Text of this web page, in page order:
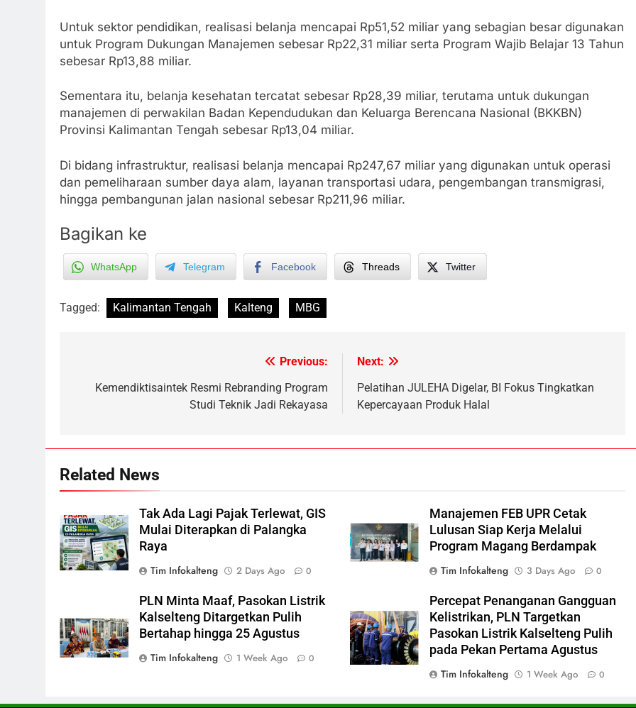
Untuk sektor pendidikan, realisasi belanja mencapai Rp51,52 miliar yang sebagian besar digunakan
untuk Program Dukungan Manajemen sebesar Rp22,31 miliar serta Program Wajib Belajar 13 Tahun
sebesar Rp13,88 miliar.
Sementara itu, belanja kesehatan tercatat sebesar Rp28,39 miliar, terutama untuk dukungan
manajemen di perwakilan Badan Kependudukan dan Keluarga Berencana Nasional (BKKBN)
Provinsi Kalimantan Tengah sebesar Rp13,04 miliar.
Di bidang infrastruktur, realisasi belanja mencapai Rp247,67 miliar yang digunakan untuk operasi
dan pemeliharaan sumber daya alam, layanan transportasi udara, pengembangan transmigrasi,
hingga pembangunan jalan nasional sebesar Rp211,96 miliar.
Bagikan ke
WhatsApp Telegram Facebook Threads Twitter
Tagged: Kalimantan Tengah Kalteng MBG
navigation
Previous:
Kemendiktisaintek Resmi Rebranding Program
Studi Teknik Jadi Rekayasa
Next:
Pelatihan JULEHA Digelar, BI Fokus Tingkatkan
Kepercayaan Produk Halal
Related News
Tak Ada Lagi Pajak Terlewat, GIS
Mulai Diterapkan di Palangka
Raya
Tim Infokalteng
2 Days Ago 0
Manajemen FEB UPR Cetak
Lulusan Siap Kerja Melalui
Program Magang Berdampak
Tim Infokalteng
3 Days Ago 0
PLN Minta Maaf, Pasokan Listrik
Kalselteng Ditargetkan Pulih
Bertahap hingga 25 Agustus
Tim Infokalteng
1 Week Ago 0
Percepat Penanganan Gangguan
Kelistrikan, PLN Targetkan
Pasokan Listrik Kalselteng Pulih
pada Pekan Pertama Agustus
Tim Infokalteng
1 Week Ago 0
5
Manajemen FEB UPR Cetak
Kebakaran Hebat Ludeskan
Permukiman di Pasar Besar
Dibakar Penghuninya
Mantan Wakil Wali Kota
Keluhkan Badut Jalanan, Sebut
Mulai Meresahkan Pengendara
REGION VIRAL
8
Suara Bising Berujung
Penindakan, Polsek Rakumpit
Brong
HUKUM DAN KRIMINAL
1
Ketua dan Empat Komisioner
KPU Kotim Resmi Jadi
2